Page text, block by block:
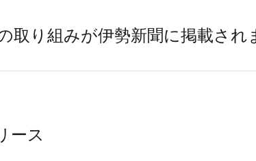
取り組みが伊勢新聞に掲載され
ース